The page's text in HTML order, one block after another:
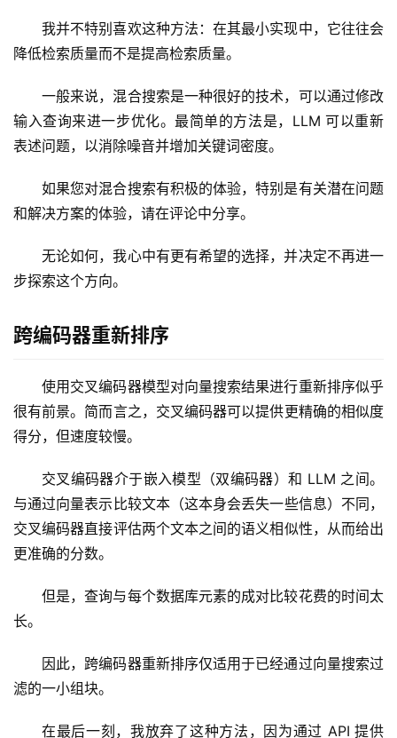
我并不特别喜欢这种方法：在其最小实现中，它往往会
降低检索质量而不是提高检索质量。
一般来说，混合搜索是一种很好的技术，可以通过修改
输入查询来进一步优化。最简单的方法是，LLM 可以重新
表述问题，以消除噪音并增加关键词密度。
如果您对混合搜索有积极的体验，特别是有关潜在问题
和解决方案的体验，请在评论中分享。
无论如何，我心中有更有希望的选择，并决定不再进一
步探索这个方向。
跨编码器重新排序
使用交叉编码器模型对向量搜索结果进行重新排序似乎
很有前景。简而言之，交叉编码器可以提供更精确的相似度
得分，但速度较慢。
交叉编码器介于嵌入模型（双编码器）和 LLM 之间。
与通过向量表示比较文本（这本身会丢失一些信息）不同，
交叉编码器直接评估两个文本之间的语义相似性，从而给出
更准确的分数。
但是，查询与每个数据库元素的成对比较花费的时间太
长。
因此，跨编码器重新排序仅适用于已经通过向量搜索过
滤的一小组块。
在最后一刻，我放弃了这种方法，因为通过 API 提供